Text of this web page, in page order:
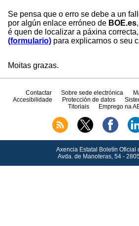
Se pensa que o erro se debe a un
por algún enlace erróneo de BOE.es
é quen de localizar a páxina
(formulario) para explicarnos o seu
Moitas grazas.
Contactar Sobre sede electrónica
Accesibilidade
Protección de datos
Titoriais
Emprego na
Axencia Estatal Boletín Oficial
Avda.de Manoteras, 54 -